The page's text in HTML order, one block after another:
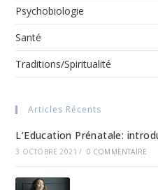
Psychobiologie
Santé
Traditions/Spiritualité
Articles Récents
L’Education Prénatale:
3 OCTOBRE 2021 / 0 COMMENTAIRE